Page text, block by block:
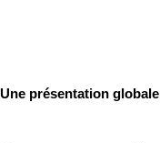
Une présentation